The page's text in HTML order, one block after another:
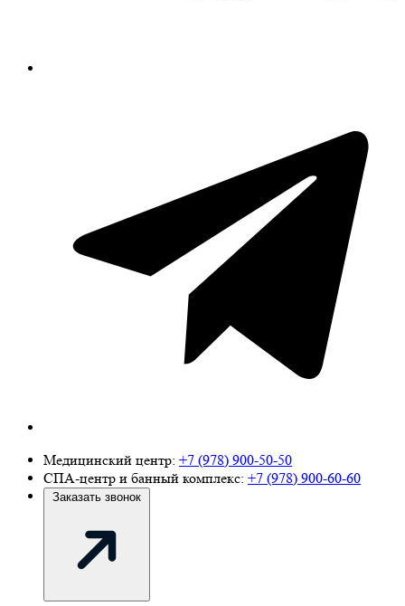
Медицинский центр: +7 (978) 900-50-50
СПА-центр и банный комплекс: +7 (978) 900-60-60
Заказать звонок